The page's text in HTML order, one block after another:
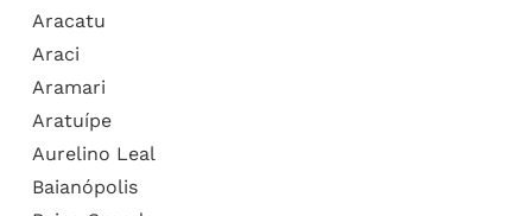
Aracatu
Araci
Aramari
Aratuípe
Aurelino Leal
Baianópolis